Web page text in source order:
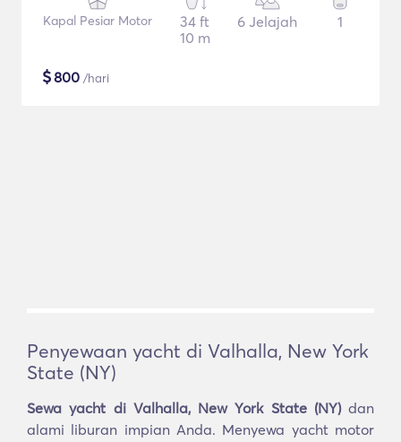
Kapal Pesiar Motor
34 ft
10 m
6 Jelajah 1
$800 /hari
Penyewaan yacht di Valhalla, New York
State (NY)
Sewa yacht di Valhalla, New York State (NY)dan
alami liburan impian Anda. Menyewa yacht motor